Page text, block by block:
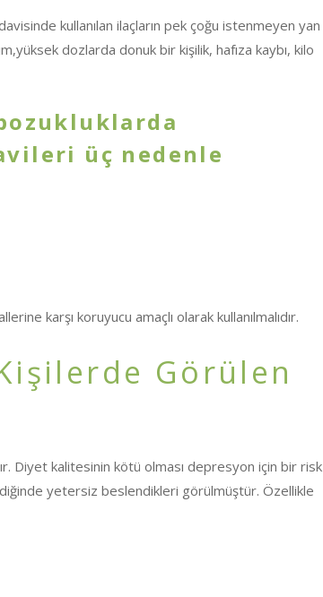
kullanılan ilaçların pek çoğu istenmeyen yan
dozlarda donuk bir kişilik, hafıza kaybı, kilo
üç nedenle
karşı koruyucu amaçlı olarak kullanılmalıdır.
Görülen
Diyet kalitesinin kötü olması depresyon için bir risk
yetersiz beslendikleri görülmüştür. Özellikle